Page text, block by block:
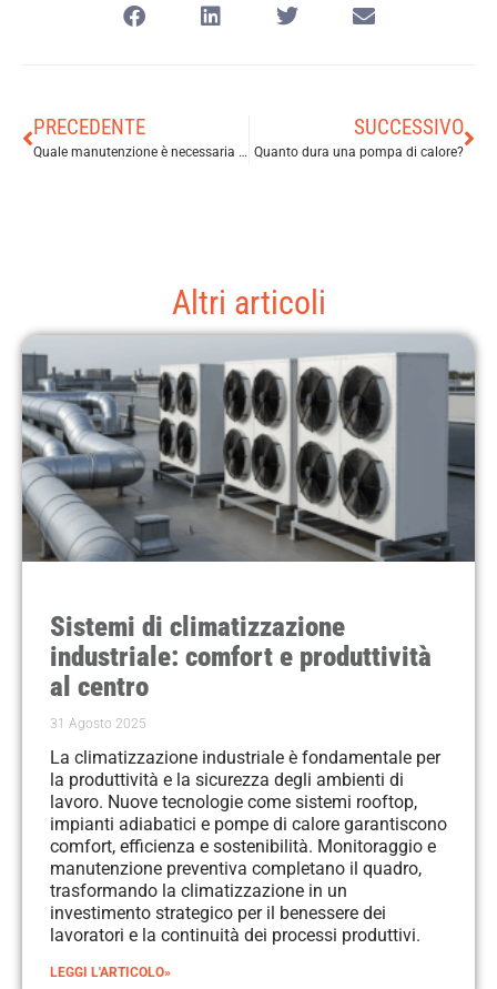
PRECEDENTE
Quale manutenzione è necessaria per una pompa di calore?
SUCCESSIVO
Quanto dura una pompa di calore?
Altri articoli
Sistemi di climatizzazione
industriale: comfort e produttività
al centro
31 Agosto 2025
La climatizzazione industriale è fondamentale per
la produttività e la sicurezza degli ambienti di
lavoro. Nuove tecnologie come sistemi rooftop,
impianti adiabatici e pompe di calore garantiscono
comfort, efficienza e sostenibilità. Monitoraggio e
manutenzione preventiva completano il quadro,
trasformando la climatizzazione in un
investimento strategico per il benessere dei
lavoratori e la continuità dei processi produttivi.
LEGGI L'ARTICOLO»